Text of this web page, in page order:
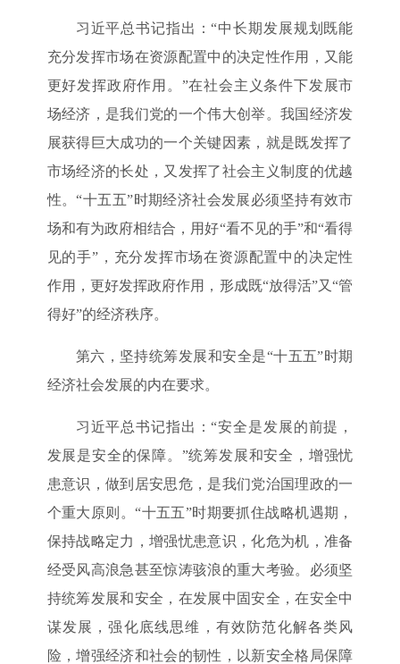
习近平总书记指出：“中长期发展规划既能
充分发挥市场在资源配置中的决定性作用，又能
更好发挥政府作用。”在社会主义条件下发展市
场经济，是我们党的一个伟大创举。我国经济发
展获得巨大成功的一个关键因素，就是既发挥了
市场经济的长处，又发挥了社会主义制度的优越
性。“十五五”时期经济社会发展必须坚持有效市
场和有为政府相结合，用好“看不见的手”和“看得
见的手”，充分发挥市场在资源配置中的决定性
作用，更好发挥政府作用，形成既“放得活”又“管
得好”的经济秩序。
第六，坚持统筹发展和安全是“十五五”时期
经济社会发展的内在要求。
习近平总书记指出：“安全是发展的前提，
发展是安全的保障。”统筹发展和安全，增强忧
患意识，做到居安思危，是我们党治国理政的一
个重大原则。“十五五”时期要抓住战略机遇期，
保持战略定力，增强忧患意识，化危为机，准备
经受风高浪急甚至惊涛骇浪的重大考验。必须坚
持统筹发展和安全，在发展中固安全，在安全中
谋发展，强化底线思维，有效防范化解各类风
险，增强经济和社会的韧性，以新安全格局保障